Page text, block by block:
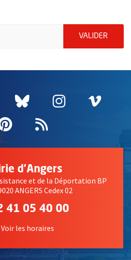
VALIDER
nouvelle fenêtre
Twitter
, Ouvre une nouvelle
Bluesky
, Ouvre une
Instagram
, Ouvre
,
Pinterest
, Ouvre une
Flux RSS
d'Angers
et de la Déportation BP
ANGERS Cedex 02
41 05 40 00
Voir les horaires